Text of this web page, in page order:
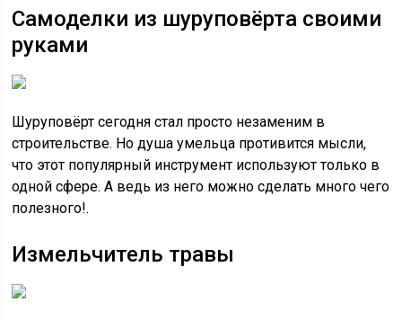
Самоделки из шуруповёрта своими
руками
Шуруповёрт сегодня стал просто незаменим в
строительстве. Но душа умельца противится мысли,
что этот популярный инструмент используют только в
одной сфере. А ведь из него можно сделать много чего
полезного!.
Измельчитель травы